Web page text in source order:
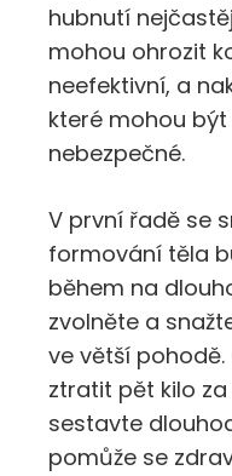
hubnutí
mohou ohrozit
neefektivní, a
které mohou
nebezpečné.
V první řadě se
formování těla
během na
zvolněte a
ve větší
ztratit pět kilo
sestavte
pomůže se